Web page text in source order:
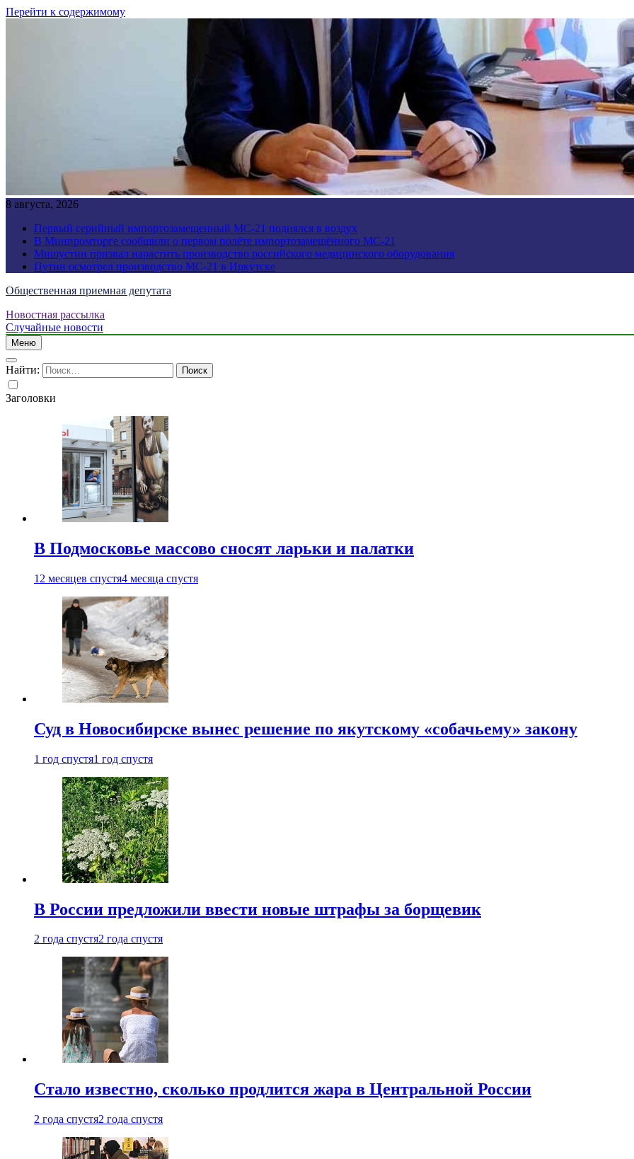
Перейти к содержимому
8 августа, 2026
Первый серийный импортозамещенный МС-21 поднялся в воздух
В Минпромторге сообщили о первом полёте импортозамещённого МС-21
Мишустин призвал нарастить производство российского медицинского оборудования
Путин осмотрел производство МС-21 в Иркутске
Общественная приемная депутата
Новостная рассылка
Случайные новости
Меню
Найти:
Заголовки
В Подмосковье массово сносят ларьки и палатки
12 месяцев спустя4 месяца спустя
Суд в Новосибирске вынес решение по якутскому «собачьему» закону
1 год спустя1 год спустя
В России предложили ввести новые штрафы за борщевик
2 года спустя2 года спустя
Стало известно, сколько продлится жара в Центральной России
2 года спустя2 года спустя